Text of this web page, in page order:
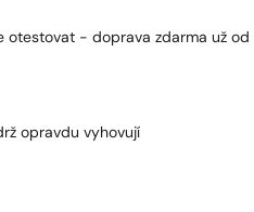
otestovat - doprava zdarma už
opravdu vyhovují